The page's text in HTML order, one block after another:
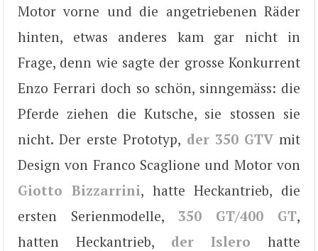
Motor vorne und die angetriebenen Räder
hinten, etwas anderes kam gar nicht in
Frage, denn wie sagte der grosse Konkurrent
Enzo Ferrari doch so schön, sinngemäss: die
Pferde ziehen die Kutsche, sie stossen sie
nicht. Der erste Prototyp, der 350 GTVmit
Design von Franco Scaglione und Motor von
Giotto Bizzarrini, hatte Heckantrieb, die
ersten Serienmodelle, 350 GT/400 GT,
hatten Heckantrieb, der Islero hatte